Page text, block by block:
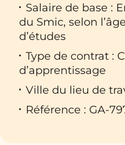
Salaire de base :
du Smic, selon
d’études
Type de contrat :
d’apprentissage
Ville du lieu de
Référence : GA-